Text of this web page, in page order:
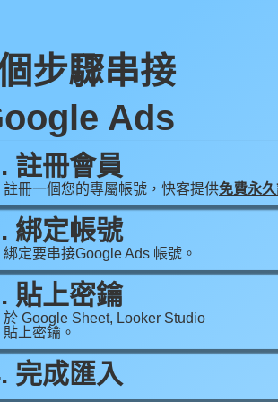
步驟串接
Ads
註冊會員
註冊一個您的專屬帳號，快客提供免費永
綁定帳號
綁定要串接Google Ads 帳號。
貼上密鑰
於 Google Sheet, Looker Studio
貼上密鑰。
完成匯入